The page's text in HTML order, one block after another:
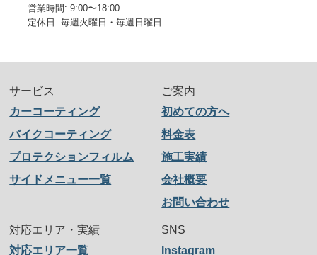
営業時間: 9:00〜18:00
定休日: 毎週火曜日・毎週日曜日
サービス
カーコーティング
バイクコーティング
プロテクションフィルム
サイドメニュー一覧
ご案内
初めての方へ
料金表
施工実績
会社概要
お問い合わせ
対応エリア・実績
対応エリア一覧
SNS
Instagram